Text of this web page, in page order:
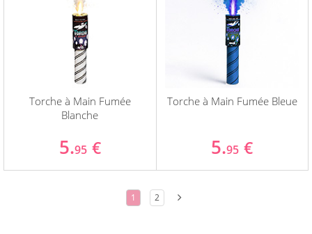
Torche à Main Fumée
Blanche
5.95 €
Torche à Main Fumée Bleue
5.95 €
1 2